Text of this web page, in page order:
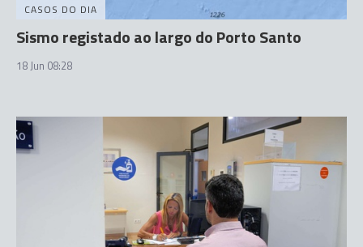
CASOS DO DIA
Sismo registado ao largo do Porto Santo
18 Jun 08:28